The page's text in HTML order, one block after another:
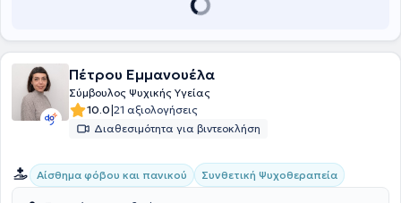
αναμένεται και η δια ζώσης διαθεσιμότητα παροχής των
Πέτρου Εμμανουέλα
Σύμβουλος Ψυχικής Υγείας
10.0|21 αξιολογήσεις
Διαθεσιμότητα για βιντεοκλήση
Αίσθημα φόβου και πανικού Συνθετική Ψυχοθεραπεία